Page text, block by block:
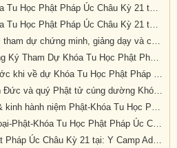
Thông Báo số 02 về Khóa Tu Học Phật Pháp Úc Châu Kỳ 21 tại: YMCA Camp Adair, Auckland, New Zealand
Thông Báo số 03 về Khóa Tu Học Phật Pháp Úc Châu Kỳ 21 tại: YMCA Camp Adair, Auckland, New Zealand
Danh sách Chư Tôn Đức tham dự chứng minh, giảng dạy và công quả hỗ trợ cho Khóa Tu Học Phật Pháp Úc Châu Kỳ 21 tại Auckland, Tân Tây Lan cuối năm 2023 🌹🥀🌷🍀🌷🌸🏵️🌻🙏🙏🙏🌼🍁🌺🍀🌹🥀🌷🌸🏵️
Danh sách Học Viên Đăng Ký Tham Dự Khóa Tu Học Phật Pháp Úc Châu Kỳ 21 tại Auckland, Tân Tây Lan cuối năm 2023 🌹🥀🌷🍀🌷🌸🏵️🌻🙏🙏🙏🌼🍁🌺🍀🌹🥀🌷🌸🏵️
Thông Báo Cần Thiết trước khi về dự Khóa Tu Học Phật Pháp Úc Châu kỳ 21 tại The Y Camp Adair, Auckland, New Zealand, từ ngày 24 đến 28 tháng 12 năm 2024
Bằng Công Đức chư Tôn Đức và quý Phật tử cúng dường Khóa Tu Học Phật Pháp Úc Châu kỳ 21 tại The Y Camp Adair, Auckland, New Zealand, từ ngày 24 đến 28 tháng 12 năm 2024
Day 2: Công phu khuya & kinh hành niệm Phật-Khóa Tu Học Phật Pháp Úc Châu Kỳ 21 tại: Y Camp Adair, Auckland, New Zealand (từ ngày 24 đến 28/12/2023)
Day 2: Các thời Pháp thoại-Phật-Khóa Tu Học Phật Pháp Úc Châu kỳ 21 The Y Camp Adair, Auckland, New Zealand
Day 3: Khóa Tu Học Phật Pháp Úc Châu Kỳ 21 tại: Y Camp Adair, Auckland, New Zealand (từ ngày 24 đến 28/12/2023)